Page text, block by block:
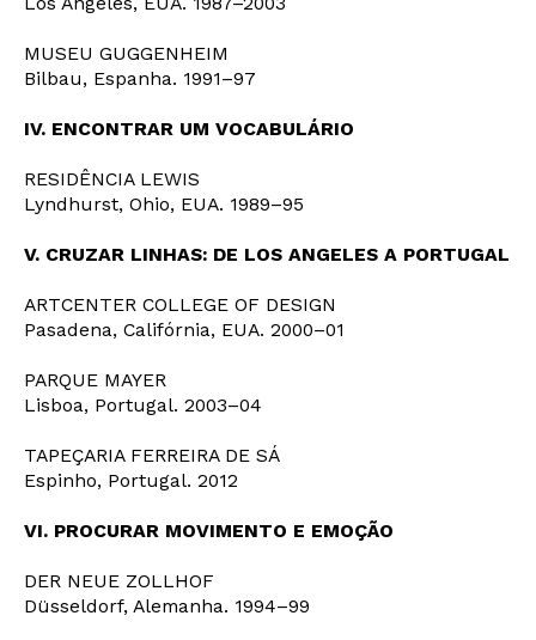
MUSEU GUGGENHEIM
Bilbau, Espanha. 1991–97
IV. ENCONTRAR UM VOCABULÁRIO
RESIDÊNCIA LEWIS
Lyndhurst, Ohio, EUA. 1989–95
V. CRUZAR LINHAS: DE LOS ANGELES A PORTUGAL
ARTCENTER COLLEGE OF DESIGN
Pasadena, Califórnia, EUA. 2000–01
PARQUE MAYER
Lisboa, Portugal. 2003–04
TAPEÇARIA FERREIRA DE SÁ
Espinho, Portugal. 2012
VI. PROCURAR MOVIMENTO E EMOÇÃO
DER NEUE ZOLLHOF
Düsseldorf, Alemanha. 1994–99
Newsletter